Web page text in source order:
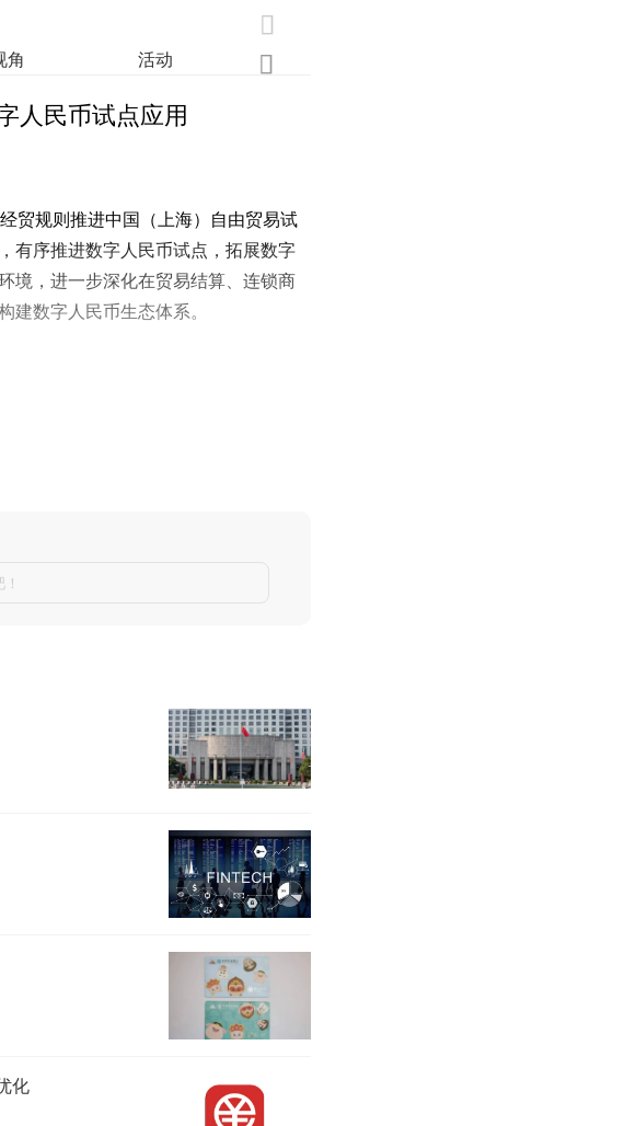

角 活动 
人民币试点应用
贸规则推进中国（上海）自由贸易试
有序推进数字人民币试点，拓展数字
境，进一步深化在贸易结算、连锁商
数字人民币生态体系。
化